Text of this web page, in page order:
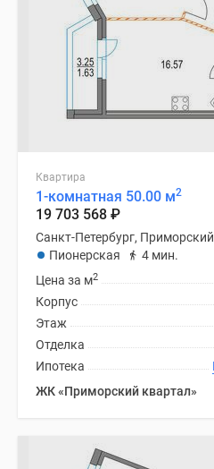
Квартира
1-комнатная 50.00 м2
19 703 568 ₽
Санкт-Петербург, Приморский
Пионерская
4 мин.
Цена за м2
Корпус
Этаж
Отделка
Ипотека
ЖК «Приморский квартал»